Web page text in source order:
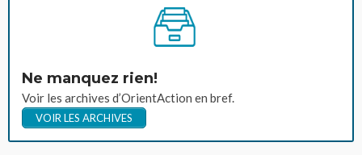
Ne manquez rien!
Voir les archives d’OrientAction en bref.
VOIR LES ARCHIVES